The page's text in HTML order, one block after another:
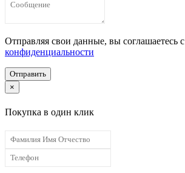
Отправляя свои данные, вы соглашаетесь с
конфиденциальности
Отправить
×
Покупка в один клик